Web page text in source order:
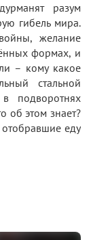
разум
гибель мира.
желание
формах, и
– кому какое
стальной
подворотнях
об этом знает?
еду